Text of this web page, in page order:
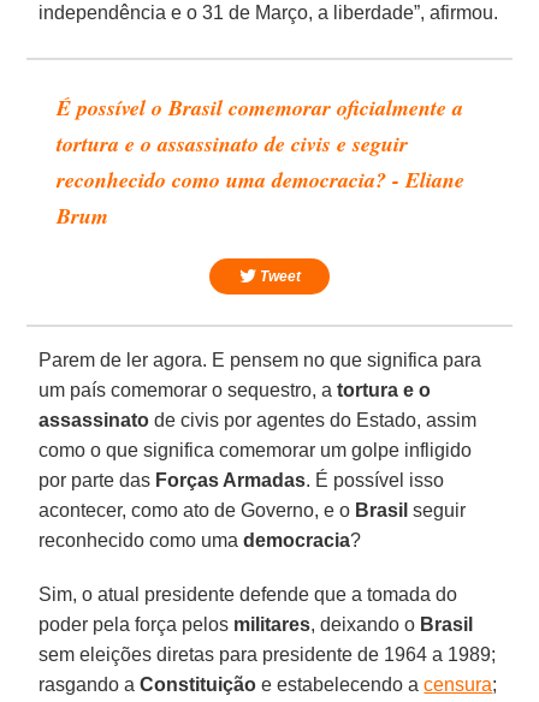
independência e o 31 de Março, a liberdade”, afirmou.
É possível o Brasil comemorar oficialmente a
tortura e o assassinato de civis e seguir
reconhecido como uma democracia? - Eliane
Brum
Tweet
Parem de ler agora. E pensem no que significa para
um país comemorar o sequestro, atortura e o
assassinato de civis por agentes do Estado, assim
como o que significa comemorar um golpe infligido
por parte das Forças Armadas. É possível isso
acontecer, como ato de Governo, e o Brasil seguir
reconhecido como umademocracia?
Sim, o atual presidente defende que a tomada do
poder pela força pelos militares, deixando o Brasil
sem eleições diretas para presidente de 1964 a 1989;
rasgando aConstituição e estabelecendo acensura;